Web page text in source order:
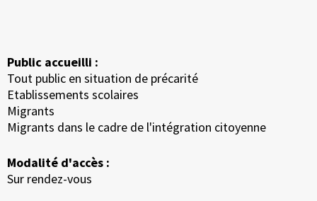
Public accueilli :
Tout public en situation de précarité
Etablissements scolaires
Migrants
Migrants dans le cadre de l'intégration citoyenne
Modalité d'accès :
Sur rendez-vous